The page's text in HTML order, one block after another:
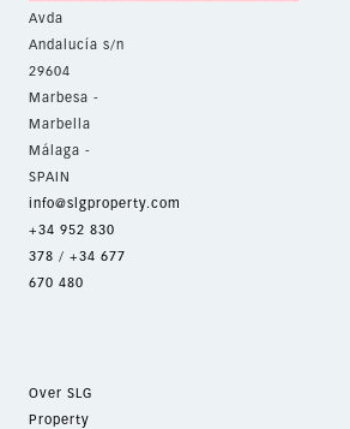
Avda
Andalucía s/n
29604
Marbesa -
Marbella
Málaga -
SPAIN
info@slgproperty.com
+34 952 830
378 / +34 677
670 480
Over SLG
Property